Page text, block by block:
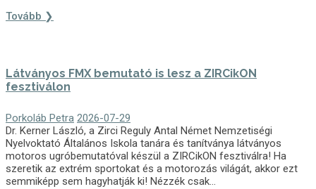
Tovább ❯
Látványos FMX bemutató is lesz a ZIRCikON
fesztiválon
Porkoláb Petra 2026-07-29
Dr. Kerner László, a Zirci Reguly Antal Német Nemzetiségi
Nyelvoktató Általános Iskola tanára és tanítványa látványos
motoros ugróbemutatóval készül a ZIRCikON fesztiválra! Ha
szeretik az extrém sportokat és a motorozás világát, akkor ezt
semmiképp sem hagyhatják ki! Nézzék csak...